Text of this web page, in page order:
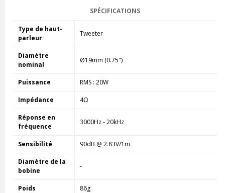
SPÉCIFICATIONS
Type de haut-
parleur
Tweeter
Diamètre
nominal
Ø19mm (0.75")
Puissance RMS : 20W
Impédance 4Ω
Réponse en
fréquence
3000Hz - 20kHz
Sensibilité 90dB @ 2.83V/1m
Diamètre de la
bobine
-
Poids 86g